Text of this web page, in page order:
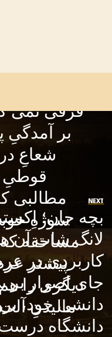
فرقی نمی
بر آمدگیِ
شعاعِ
قوطیِ
مطالبی
سوژهِ
مساحقه که
پیشتر
دیگری را
مالیدنِ
NEXT
بچه جان؛
لانگ شات آن
کاربردی در
جای اصرار
دانشی خود،
دانشگاه